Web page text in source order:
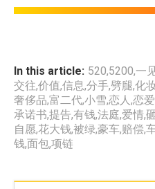
In this article: 520,5200,一
交往,价值,信息,分手,劈腿,化
奢侈品,富二代,小雪,恋人 ,恋爱
承诺书,提告,有钱,法庭,爱情,
自愿,花大钱,被绿,豪车,赔偿,
钱,面包,项链